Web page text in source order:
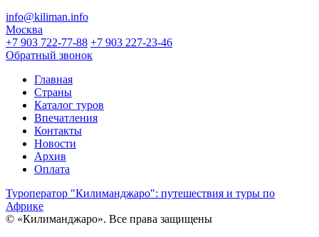
info@kiliman.info
Москва
+7 903 722-77-88 +7 903 227-23-46
Обратный звонок
Главная
Страны
Каталог туров
Впечатления
Контакты
Новости
Архив
Оплата
Туроператор "Килиманджаро": путешествия и туры по
Африке
© «Килиманджаро». Все права защищены